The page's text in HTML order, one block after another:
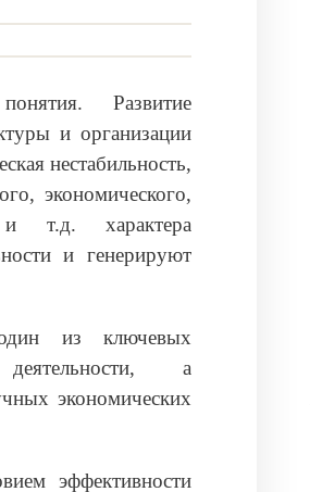
Развитие
и организации
нестабильность,
экономического,
и т.д. характера
и генерируют
из ключевых
а
экономических
эффективности